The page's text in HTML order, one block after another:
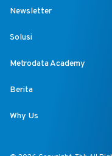
Newsletter
Solusi
Metrodata Academy
Berita
Why Us